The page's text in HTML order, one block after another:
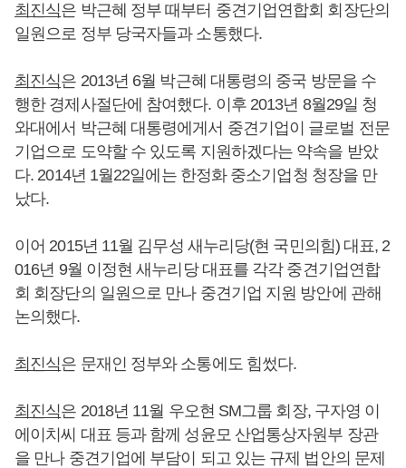
최진식은 박근혜 정부 때부터 중견기업연합회 회장단의
일원으로 정부 당국자들과 소통했다.
최진식은 2013년 6월 박근혜 대통령의 중국 방문을 수
행한 경제사절단에 참여했다. 이후 2013년 8월29일 청
와대에서 박근혜 대통령에게서 중견기업이 글로벌 전문
기업으로 도약할 수 있도록 지원하겠다는 약속을 받았
다. 2014년 1월22일에는 한정화 중소기업청 청장을 만
났다.
이어 2015년 11월 김무성 새누리당(현 국민의힘) 대표, 2
016년 9월 이정현 새누리당 대표를 각각 중견기업연합
회 회장단의 일원으로 만나 중견기업 지원 방안에 관해
논의했다.
최진식은 문재인 정부와 소통에도 힘썼다.
최진식은 2018년 11월 우오현 SM그룹 회장, 구자영 이
에이치씨 대표 등과 함께 성윤모 산업통상자원부 장관
을 만나 중견기업에 부담이 되고 있는 규제 법안의 문제